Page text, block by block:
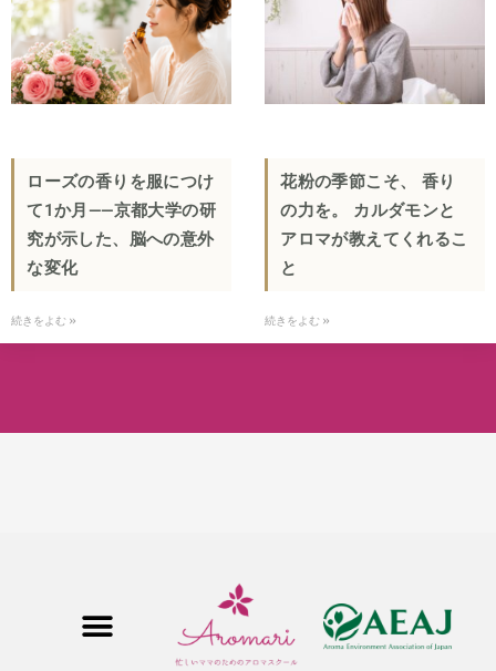
ローズの香りを服につけ
て1か月——京都大学の研
究が示した、脳への意外
な変化
続きをよむ »
花粉の季節こそ、 香り
の力を。 カルダモンと
アロマが教えてくれるこ
と
続きをよむ »